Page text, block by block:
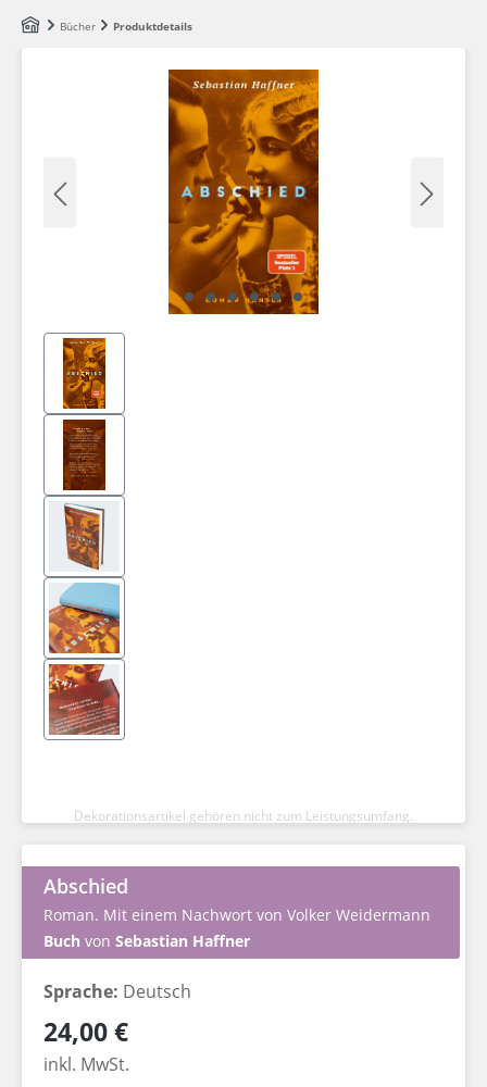
Zum Hauptinhalt springen
Bücher Produktdetails
Dekorationsartikel gehören nicht zum Leistungsumfang.
Abschied
Roman. Mit einem Nachwort von Volker Weidermann
Buch von Sebastian Haffner
Sprache: Deutsch
Regulärer Preis:
24,00 €
inkl. MwSt.